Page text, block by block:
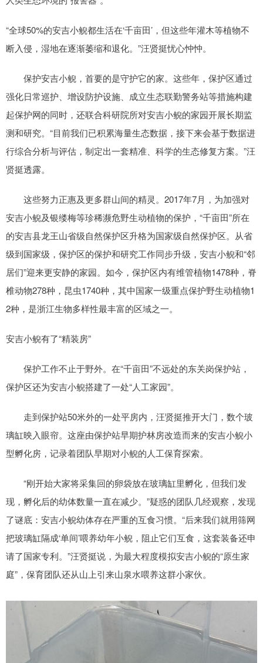
“全球50%的安吉小鲵都生活在‘千亩田’，但这些年灌木等植物不
断入侵，湿地在逐渐萎缩和退化。”汪贤挺忧心忡忡。
保护安吉小鲵，首要的是守护它的家。这些年，保护区通过
强化日常巡护、增设防护设施、成立生态联勤警务站等措施构建
起保护网的同时，还联合科研院所对安吉小鲵的家园开展长期监
测和研究。“目前我们已积累海量生态数据，接下来会基于数据进
行综合分析与评估，制定出一套精准、科学的生态修复方案。”汪
贤挺透露。
这些努力正惠及更多群山间的精灵。2017年7月，为加强对
安吉小鲵及银缕梅等珍稀濒危野生动植物的保护，“千亩田”所在
的安吉县龙王山省级自然保护区升格为国家级自然保护区。从省
级到国家级，保护区的保护和研究工作同步升级，安吉小鲵和“邻
居们”迎来更安静的家园。如今，保护区内有维管植物1478种，脊
椎动物278种，昆虫1740种，其中国家一级重点保护野生动植物1
2种，是浙江生物多样性最丰富的区域之一。
安吉小鲵有了“精装房”
保护工作不止于野外。在“千亩田”不远处的东关岗保护站，
保护区还为安吉小鲵搭建了一处“人工家园”。
走到保护站50米外的一处平房内，汪贤挺推开大门，数个玻
璃缸映入眼帘。这座由保护站早期护林房改造而来的安吉小鲵小
型孵化房，记录着团队早期对小鲵的人工保育探索。
“刚开始大家将采集回的卵袋放在玻璃缸里孵化，但我们发
现，孵化后的幼体数量一直在减少。”疑惑的团队几经观察，发现
了谜底：安吉小鲵幼体存在严重的互食习惯。“后来我们就用筛网
把玻璃缸隔成‘单间’喂养幼年小鲵，阻止它们互食，这套装备还申
请了国家专利。”汪贤挺说，为最大程度模拟安吉小鲵的“原生家
庭”，保育团队还从山上引来山泉水喂养这群小家伙。